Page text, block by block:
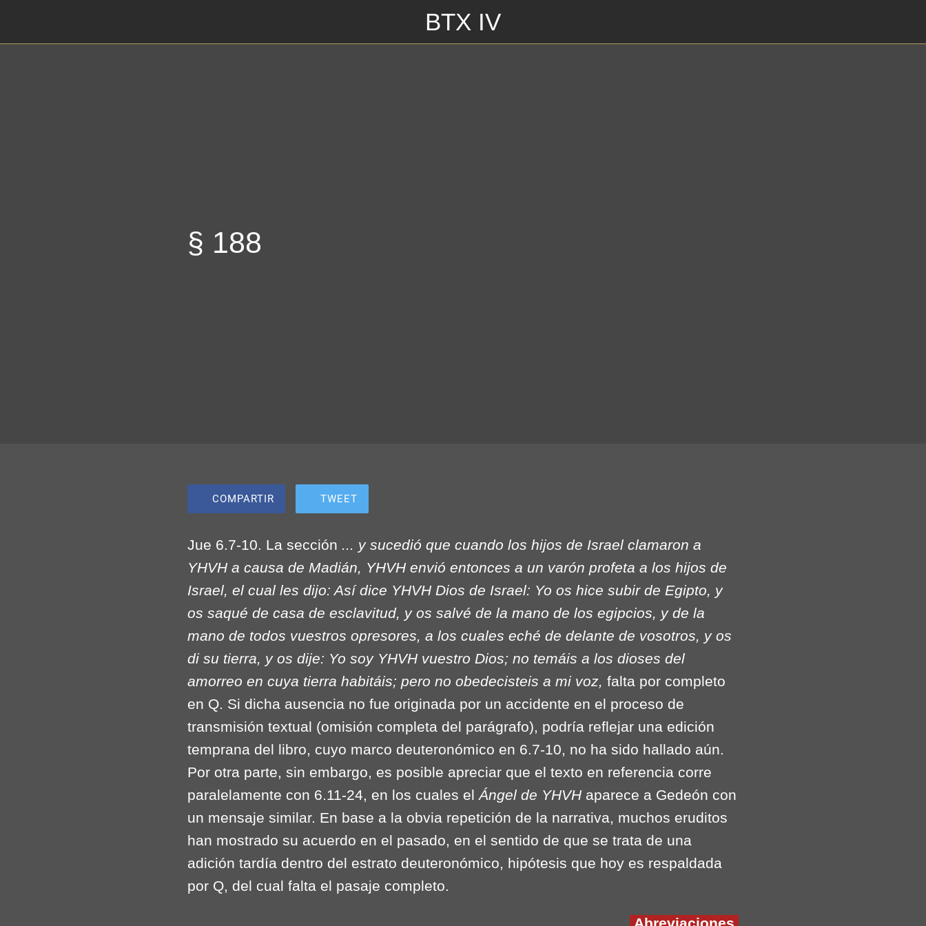
BTX IV
§ 188
COMPARTIR TWEET
Jue 6.7-10. La sección ... y sucedió que cuando los hijos de Israel clamaron a
YHVH a causa de Madián, YHVH envió entonces a un varón profeta a los hijos de
Israel, el cual les dijo: Así dice YHVH Dios de Israel: Yo os hice subir de Egipto, y
os saqué de casa de esclavitud, y os salvé de la mano de los egipcios, y de la
mano de todos vuestros opresores, a los cuales eché de delante de vosotros, y os
di su tierra, y os dije: Yo soy YHVH vuestro Dios; no temáis a los dioses del
amorreo en cuya tierra habitáis; pero no obedecisteis a mi voz, falta por completo
en Q. Si dicha ausencia no fue originada por un accidente en el proceso de
transmisión textual (omisión completa del parágrafo), podría reflejar una edición
temprana del libro, cuyo marco deuteronómico en 6.7-10, no ha sido hallado aún.
Por otra parte, sin embargo, es posible apreciar que el texto en referencia corre
paralelamente con 6.11-24, en los cuales el Ángel de YHVH aparece a Gedeón con
un mensaje similar. En base a la obvia repetición de la narrativa, muchos eruditos
han mostrado su acuerdo en el pasado, en el sentido de que se trata de una
adición tardía dentro del estrato deuteronómico, hipótesis que hoy es respaldada
por Q, del cual falta el pasaje completo.